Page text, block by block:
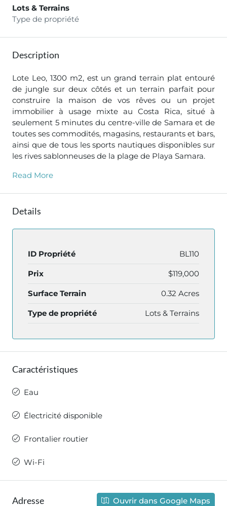
Lots & Terrains
Type de propriété
Description
Lote Leo, 1300 m2, est un grand terrain plat entouré
de jungle sur deux côtés et un terrain parfait pour
construire la maison de vos rêves ou un projet
immobilier à usage mixte au Costa Rica, situé à
seulement 5 minutes du centre-ville de Samara et de
toutes ses commodités, magasins, restaurants et bars,
ainsi que de tous les sports nautiques disponibles sur
les rives sablonneuses de la plage de Playa Samara.
Read More
Details
ID Propriété BL110
Prix $119,000
Surface Terrain 0.32 Acres
Type de propriété Lots & Terrains
Caractéristiques
Eau
Électricité disponible
Frontalier routier
Wi-Fi
Adresse Ouvrir dans Google Maps